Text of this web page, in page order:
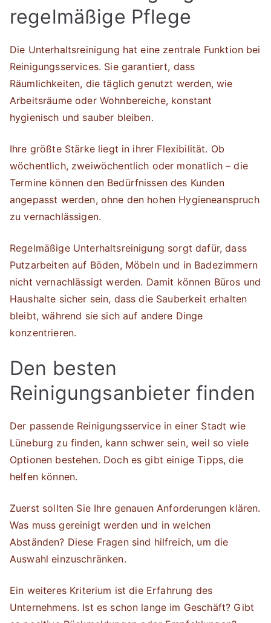
regelmäßige Pflege
Die Unterhaltsreinigung hat eine zentrale Funktion bei
Reinigungsservices. Sie garantiert, dass
Räumlichkeiten, die täglich genutzt werden, wie
Arbeitsräume oder Wohnbereiche, konstant
hygienisch und sauber bleiben.
Ihre größte Stärke liegt in ihrer Flexibilität. Ob
wöchentlich, zweiwöchentlich oder monatlich – die
Termine können den Bedürfnissen des Kunden
angepasst werden, ohne den hohen Hygieneanspruch
zu vernachlässigen.
Regelmäßige Unterhaltsreinigung sorgt dafür, dass
Putzarbeiten auf Böden, Möbeln und in Badezimmern
nicht vernachlässigt werden. Damit können Büros und
Haushalte sicher sein, dass die Sauberkeit erhalten
bleibt, während sie sich auf andere Dinge
konzentrieren.
Den besten
Reinigungsanbieter finden
Der passende Reinigungsservice in einer Stadt wie
Lüneburg zu finden, kann schwer sein, weil so viele
Optionen bestehen. Doch es gibt einige Tipps, die
helfen können.
Zuerst sollten Sie Ihre genauen Anforderungen klären.
Was muss gereinigt werden und in welchen
Abständen? Diese Fragen sind hilfreich, um die
Auswahl einzuschränken.
Ein weiteres Kriterium ist die Erfahrung des
Unternehmens. Ist es schon lange im Geschäft? Gibt